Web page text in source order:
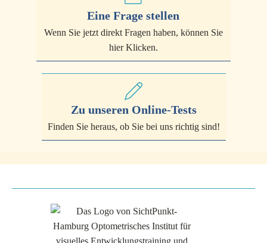
Eine Frage stellen
Wenn Sie jetzt direkt Fragen haben, können Sie
hier Klicken.
Zu unseren Online-Tests
Finden Sie heraus, ob Sie bei uns richtig sind!